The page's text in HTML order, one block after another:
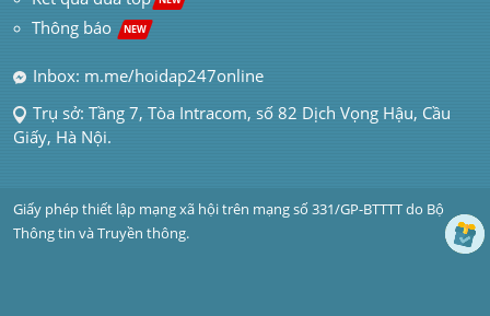
Thông báo NEW
Inbox: m.me/hoidap247online
Trụ sở: Tầng 7, Tòa Intracom, số 82 Dịch Vọng Hậu, Cầu
Giấy, Hà Nội.
Giấy phép thiết lập mạng xã hội trên mạng số 331/GP-BTTTT do Bộ
Thông tin và Truyền thông.